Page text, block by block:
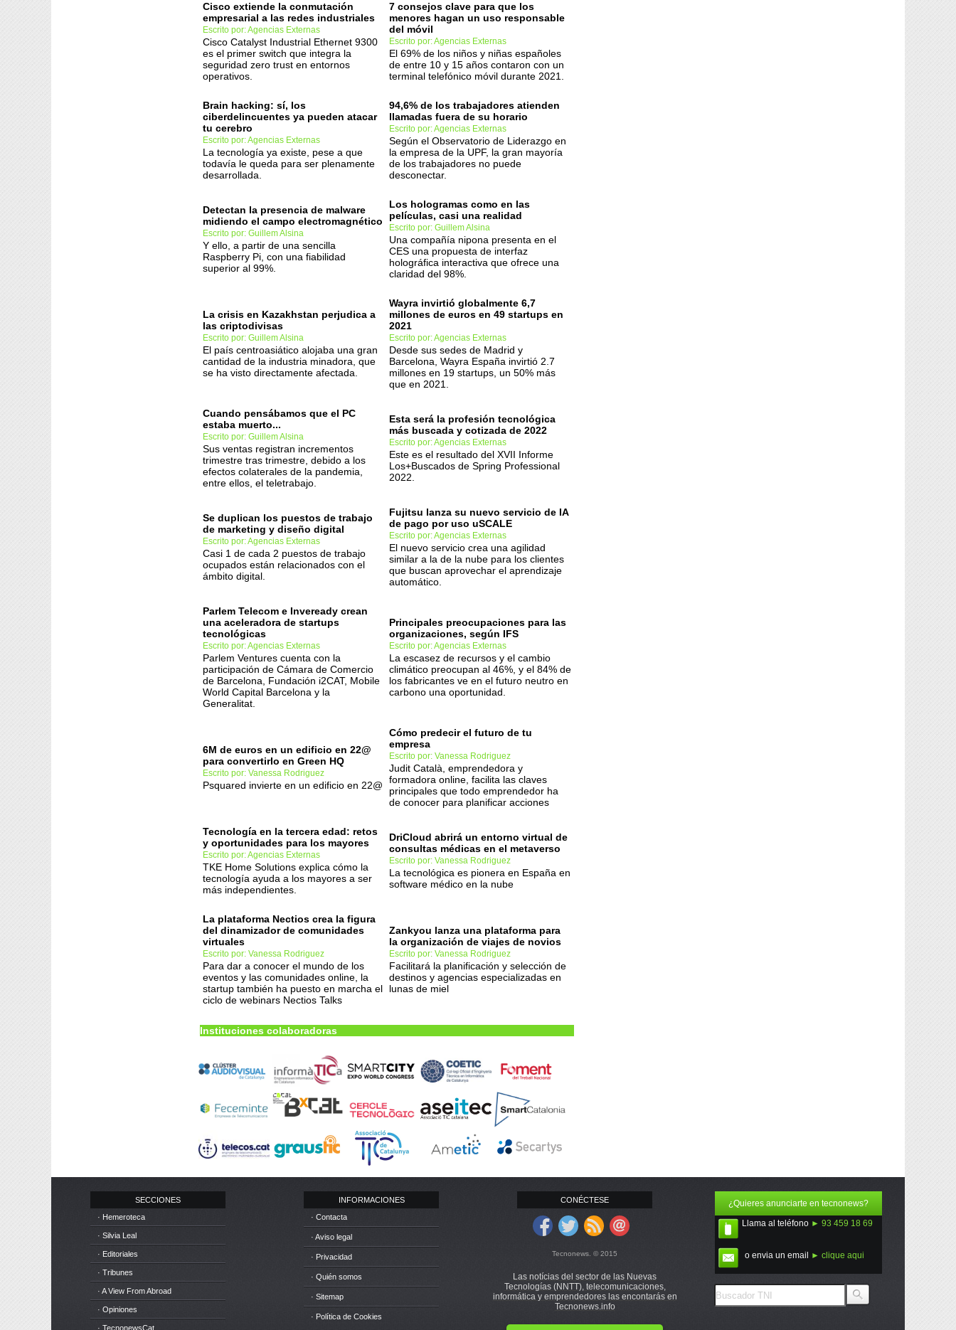
Cisco extiende la conmutación
empresarial a las redes industriales
Escrito por: Agencias Externas
Cisco Catalyst Industrial Ethernet 9300
es el primer switch que integra la
seguridad zero trust en entornos
operativos.
7 consejos clave para que los
menores hagan un uso responsable
del móvil
Escrito por: Agencias Externas
El 69% de los niños y niñas españoles
de entre 10 y 15 años contaron con un
terminal telefónico móvil durante 2021.
Brain hacking: sí, los
ciberdelincuentes ya pueden atacar
tu cerebro
Escrito por: Agencias Externas
La tecnología ya existe, pese a que
todavía le queda para ser plenamente
desarrollada.
94,6% de los trabajadores atienden
llamadas fuera de su horario
Escrito por: Agencias Externas
Según el Observatorio de Liderazgo en
la empresa de la UPF, la gran mayoría
de los trabajadores no puede
desconectar.
Detectan la presencia de malware
midiendo el campo electromagnético
Escrito por: Guillem Alsina
Y ello, a partir de una sencilla
Raspberry Pi, con una fiabilidad
superior al 99%.
Los hologramas como en las
películas, casi una realidad
Escrito por: Guillem Alsina
Una compañía nipona presenta en el
CES una propuesta de interfaz
holográfica interactiva que ofrece una
claridad del 98%.
La crisis en Kazakhstan perjudica a
las criptodivisas
Escrito por: Guillem Alsina
El país centroasiático alojaba una gran
cantidad de la industria minadora, que
se ha visto directamente afectada.
Wayra invirtió globalmente 6,7
millones de euros en 49 startups en
2021
Escrito por: Agencias Externas
Desde sus sedes de Madrid y
Barcelona, Wayra España invirtió 2.7
millones en 19 startups, un 50% más
que en 2021.
Cuando pensábamos que el PC
estaba muerto...
Escrito por: Guillem Alsina
Sus ventas registran incrementos
trimestre tras trimestre, debido a los
efectos colaterales de la pandemia,
entre ellos, el teletrabajo.
Esta será la profesión tecnológica
más buscada y cotizada de 2022
Escrito por: Agencias Externas
Este es el resultado del XVII Informe
Los+Buscados de Spring Professional
2022.
Se duplican los puestos de trabajo
de marketing y diseño digital
Escrito por: Agencias Externas
Casi 1 de cada 2 puestos de trabajo
ocupados están relacionados con el
ámbito digital.
Fujitsu lanza su nuevo servicio de IA
de pago por uso uSCALE
Escrito por: Agencias Externas
El nuevo servicio crea una agilidad
similar a la de la nube para los clientes
que buscan aprovechar el aprendizaje
automático.
Parlem Telecom e Inveready crean
una aceleradora de startups
tecnológicas
Escrito por: Agencias Externas
Parlem Ventures cuenta con la
participación de Cámara de Comercio
de Barcelona, Fundación i2CAT, Mobile
World Capital Barcelona y la
Generalitat.
Principales preocupaciones para las
organizaciones, según IFS
Escrito por: Agencias Externas
La escasez de recursos y el cambio
climático preocupan al 46%, y el 84% de
los fabricantes ve en el futuro neutro en
carbono una oportunidad.
6M de euros en un edificio en 22@
para convertirlo en Green HQ
Escrito por: Vanessa Rodriguez
Psquared invierte en un edificio en 22@
Cómo predecir el futuro de tu
empresa
Escrito por: Vanessa Rodriguez
Judit Català, emprendedora y
formadora online, facilita las claves
principales que todo emprendedor ha
de conocer para planificar acciones
Tecnología en la tercera edad: retos
y oportunidades para los mayores
Escrito por: Agencias Externas
TKE Home Solutions explica cómo la
tecnología ayuda a los mayores a ser
más independientes.
DriCloud abrirá un entorno virtual de
consultas médicas en el metaverso
Escrito por: Vanessa Rodriguez
La tecnológica es pionera en España en
software médico en la nube
La plataforma Nectios crea la figura
del dinamizador de comunidades
virtuales
Escrito por: Vanessa Rodriguez
Para dar a conocer el mundo de los
eventos y las comunidades online, la
startup también ha puesto en marcha el
ciclo de webinars Nectios Talks
Zankyou lanza una plataforma para
la organización de viajes de novios
Escrito por: Vanessa Rodriguez
Facilitará la planificación y selección de
destinos y agencias especializadas en
lunas de miel
Instituciones colaboradoras
SECCIONES
· Hemeroteca
· Silvia Leal
· Editoriales
· Tribunes
· A View From Abroad
· Opiniones
· TecnonewsCat
INFORMACIONES
· Contacta
· Aviso legal
· Privacidad
· Quién somos
· Sitemap
· Política de Cookies
CONÉCTESE
Tecnonews. © 2015
Las notícias del sector de las Nuevas
Tecnologías (NNTT), telecomunicaciones,
informática y emprendedores las encontarás en
Tecnonews.info
¿Quieres anunciarte en tecnonews?
Llama al teléfono ► 93 459 18 69
o envia un email ► clique aqui